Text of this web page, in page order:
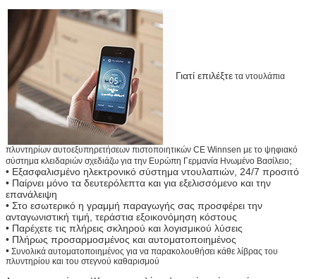
Γιατί επιλέξτε τα ντουλάπια
πλυντηρίων αυτοεξυπηρετήσεων πιστοποιητικών CE Winnsen με το ψηφιακό
σύστημα κλειδαριών σχεδιάζω για την Ευρώπη Γερμανία Ηνωμένο Βασίλειο;
• Εξασφαλισμένο ηλεκτρονικό σύστημα ντουλαπιών, 24/7 προσιτό
• Παίρνει μόνο τα δευτερόλεπτα και για εξελισσόμενο και την
επανάλειψη
• Στο εσωτερικό η γραμμή παραγωγής σας προσφέρει την
ανταγωνιστική τιμή, τεράστια εξοικονόμηση κόστους
• Παρέχετε τις πλήρεις σκληρού και λογισμικού λύσεις
• Πλήρως προσαρμοσμένος και αυτοματοποιημένος
• Συνολικά αυτοματοποιημένος για να παρακολουθήσει κάθε λίβρας του
πλυντηρίου και του στεγνού καθαρισμού